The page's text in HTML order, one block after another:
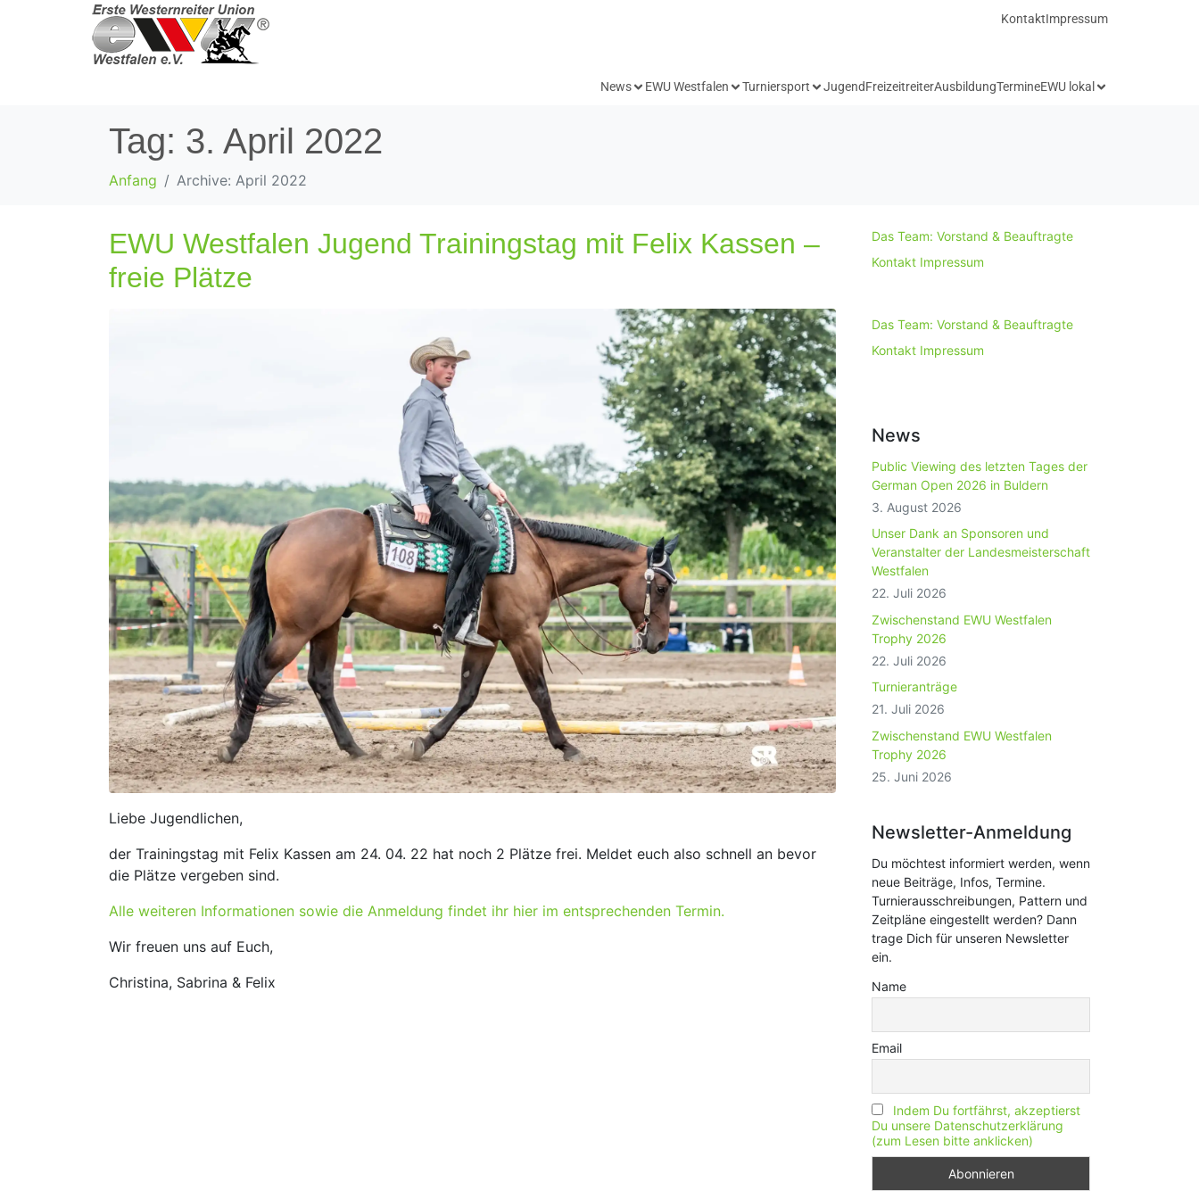
KontaktImpressum
News EWU Westfalen Turniersport JugendFreizeitreiterAusbildungTermineEWU lokal
Tag: 3. April 2022
Anfang Archive: April 2022
EWU Westfalen Jugend Trainingstag mit Felix Kassen –
freie Plätze
Liebe Jugendlichen,
der Trainingstag mit Felix Kassen am 24. 04. 22 hat noch 2 Plätze frei. Meldet euch also schnell an bevor
die Plätze vergeben sind.
Alle weiteren Informationen sowie die Anmeldung findet ihr hier im entsprechenden Termin.
Wir freuen uns auf Euch,
Christina, Sabrina & Felix
Das Team: Vorstand & Beauftragte
Kontakt Impressum
Das Team: Vorstand & Beauftragte
Kontakt Impressum
News
Public Viewing des letzten Tages der
German Open 2026 in Buldern
3. August 2026
Unser Dank an Sponsoren und
Veranstalter der Landesmeisterschaft
Westfalen
22. Juli 2026
Zwischenstand EWU Westfalen
Trophy 2026
22. Juli 2026
Turnieranträge
21. Juli 2026
Zwischenstand EWU Westfalen
Trophy 2026
25. Juni 2026
Newsletter-Anmeldung
Du möchtest informiert werden, wenn
neue Beiträge, Infos, Termine.
Turnierausschreibungen, Pattern und
Zeitpläne eingestellt werden? Dann
trage Dich für unseren Newsletter
ein.
Name
Email
Indem Du fortfährst, akzeptierst
Du unsere Datenschutzerklärung
(zum Lesen bitte anklicken)